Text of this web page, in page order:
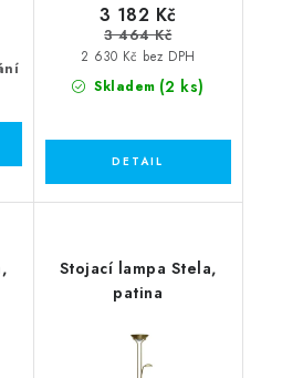
Skladem (2 ks)
2 630 Kč bez DPH
3 182 Kč
3 464 Kč
Stojací lampa Stela,
patina